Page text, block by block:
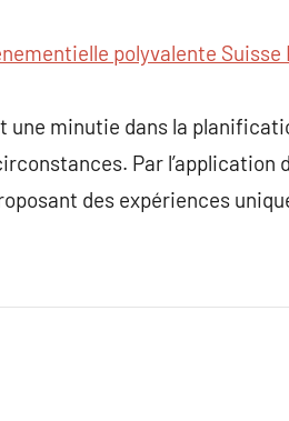
polyvalente Suisse
minutie dans la
Par l’application
des expériences